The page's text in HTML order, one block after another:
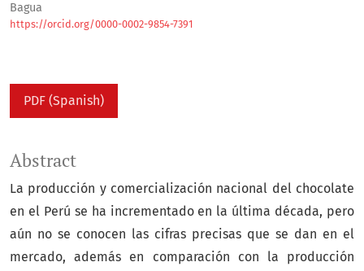
Bagua
https://orcid.org/0000-0002-9854-7391
PDF (Spanish)
Abstract
La producción y comercialización nacional del chocolate
en el Perú se ha incrementado en la última década, pero
aún no se conocen las cifras precisas que se dan en el
mercado, además en comparación con la producción